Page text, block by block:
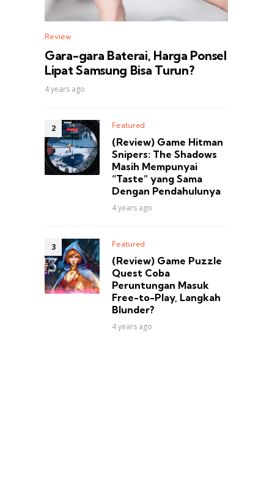
Review
Gara-gara Baterai, Harga Ponsel
Lipat Samsung Bisa Turun?
4 years ago
Featured
(Review) Game Hitman
Snipers: The Shadows
Masih Mempunyai
“Taste” yang Sama
Dengan Pendahulunya
4 years ago
Featured
(Review) Game Puzzle
Quest Coba
Peruntungan Masuk
Free-to-Play, Langkah
Blunder?
4 years ago